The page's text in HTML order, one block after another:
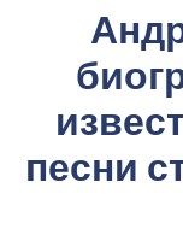
песни